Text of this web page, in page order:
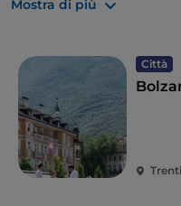
Mostra di più
Città